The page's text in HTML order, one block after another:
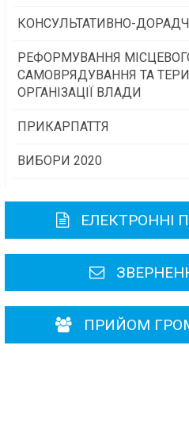
суспільства
Програми/конкурси МТД
КОНСУЛЬТАТИВНО-
Консультативна рада
РЕФОРМУВАННЯ
САМОВРЯДУВАННЯ ТА
ОРГАНІЗАЦІЇ ВЛАДИ
ПРИКАРПАТТЯ
Історична довідка
Карта області
Районні, міські ради
ВИБОРИ 2020
ЕЛЕКТРОННІ
ПРИЙОМ